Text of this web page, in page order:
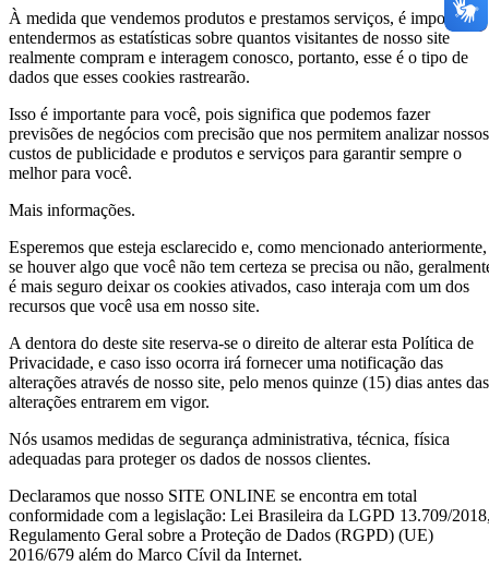
À medida que vendemos produtos e prestamos serviços, é importante
entendermos as estatísticas sobre quantos visitantes de nosso site
realmente compram e interagem conosco, portanto, esse é o tipo de
dados que esses cookies rastrearão.
Isso é importante para você, pois significa que podemos fazer
previsões de negócios com precisão que nos permitem analizar nossos
custos de publicidade e produtos e serviços para garantir sempre o
melhor para você.
Mais informações.
Esperemos que esteja esclarecido e, como mencionado anteriormente,
se houver algo que você não tem certeza se precisa ou não,
é mais seguro deixar os cookies ativados, caso interaja com um dos
recursos que você usa em nosso site.
A dentora do deste site reserva-se o direito de alterar esta Política de
Privacidade, e caso isso ocorra irá fornecer uma notificação das
alterações através de nosso site, pelo menos quinze (15) dias antes das
alterações entrarem em vigor.
Nós usamos medidas de segurança administrativa, técnica, física
adequadas para proteger os dados de nossos clientes.
Declaramos que nosso SITE ONLINE se encontra em total
conformidade com a legislação: Lei Brasileira da LGPD 13.709/
Regulamento Geral sobre a Proteção de Dados (RGPD) (UE)
2016/679 além do Marco Cívil da Internet.